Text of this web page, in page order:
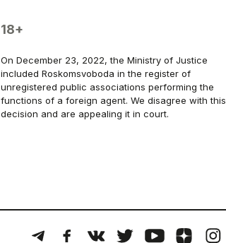
18+
On December 23, 2022, the Ministry of Justice
included Roskomsvoboda in the register of
unregistered public associations performing the
functions of a foreign agent. We disagree with this
decision and are appealing it in court.